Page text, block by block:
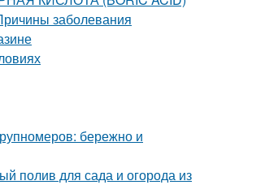
заболевания
бережно и
полив для сада и огорода из